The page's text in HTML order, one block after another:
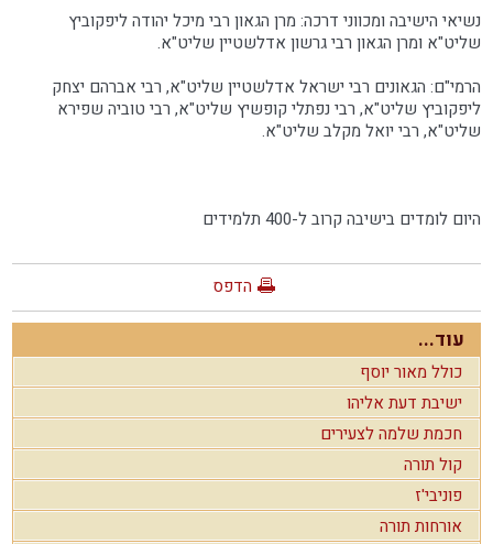
נשיאי הישיבה ומכווני דרכה: מרן הגאון רבי מיכל יהודה ליפקוביץ
שליט"א ומרן הגאון רבי גרשון אדלשטיין שליט"א.
הרמי"ם: הגאונים רבי ישראל אדלשטיין שליט"א, רבי אברהם יצחק
ליפקוביץ שליט"א, רבי נפתלי קופשיץ שליט"א, רבי טוביה שפירא
שליט"א, רבי יואל מקלב שליט"א.
היום לומדים בישיבה קרוב ל-400 תלמידים
הדפס
עוד...
כולל מאור יוסף
ישיבת דעת אליהו
חכמת שלמה לצעירים
קול תורה
פוניבי'ז
אורחות תורה